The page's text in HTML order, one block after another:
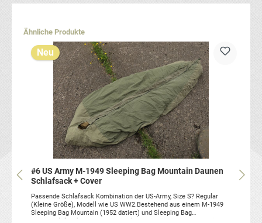
Produktgalerie überspringen
Ähnliche Produkte
Neu
#6 US Army M-1949 Sleeping Bag Mountain Daunen
Schlafsack + Cover
Passende Schlafsack Kombination der US-Army, Size S? Regular
(Kleine Größe), Modell wie US WW2.Bestehend aus einem M-1949
Sleeping Bag Mountain (1952 datiert) und Sleeping Bag